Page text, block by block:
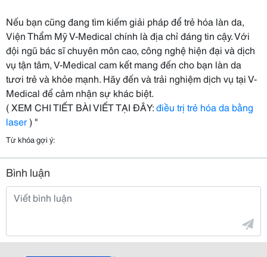
Nếu bạn cũng đang tìm kiếm giải pháp để trẻ hóa làn da,
Viện Thẩm Mỹ V-Medical chính là địa chỉ đáng tin cậy. Với
đội ngũ bác sĩ chuyên môn cao, công nghệ hiện đại và dịch
vụ tận tâm, V-Medical cam kết mang đến cho bạn làn da
tươi trẻ và khỏe mạnh. Hãy đến và trải nghiệm dịch vụ tại V-
Medical để cảm nhận sự khác biệt.
( XEM CHI TIẾT BÀI VIẾT TẠI ĐÂY:điều trị trẻ hóa da bằng
laser) "
Từ khóa gợi ý:
Bình luận